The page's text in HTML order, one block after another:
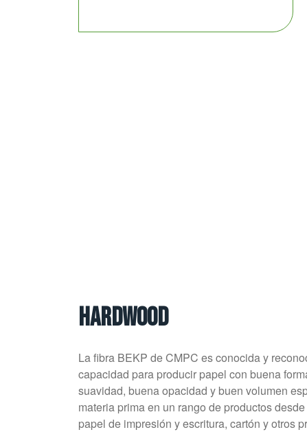
HARDWOOD
La fibra BEKP de CMPC es conocida y
capacidad para producir papel con buena
suavidad, buena opacidad y buen volumen
materia prima en un rango de productos
papel de impresión y escritura, cartón y otros